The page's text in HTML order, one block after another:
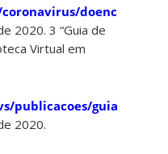
doenca.html.
2020. 3 “Guia de
Virtual em
publicacoes/
2020.